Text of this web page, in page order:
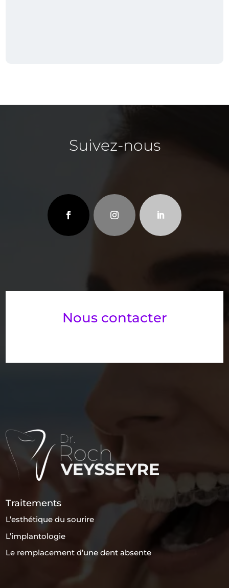
Suivez-nous
Nous contacter
Traitements
L’esthétique du sourire
L’implantologie
Le remplacement d’une dent absente